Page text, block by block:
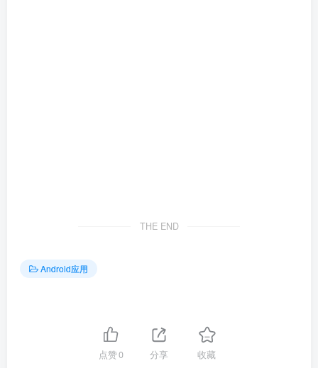
THE END
Android应用
点赞0 分享 收藏